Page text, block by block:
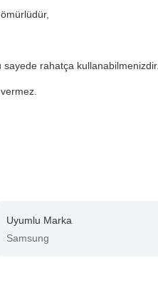
sayede rahatça kullanabilmenizdir.
Uyumlu Marka
Samsung